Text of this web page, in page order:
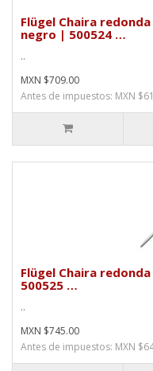
Flügel Chaira
negro | 500524 …
..
MXN $709.00
Antes de impuestos: MXN
Flügel Chaira
500525 …
..
MXN $745.00
Antes de impuestos: MXN